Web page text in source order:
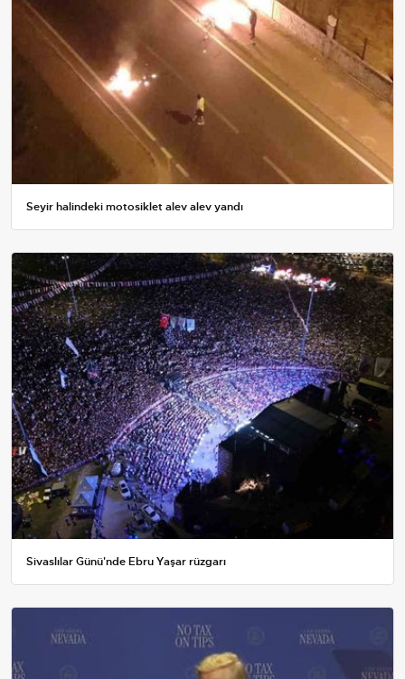
Seyir halindeki motosiklet alev alev yandı
Sivaslılar Günü'nde Ebru Yaşar rüzgarı